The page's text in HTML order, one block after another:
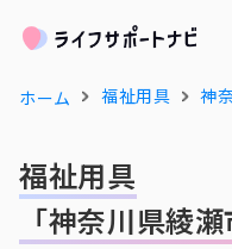
ホーム 福祉用具 神
福祉用具
「神奈川県綾